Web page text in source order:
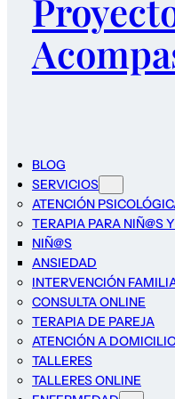
BLOG
SERVICIOS
ATENCIÓN
TERAPIA PARA NIÑ@S
NIÑ@S
ANSIEDAD
INTERVENCIÓN
CONSULTA ONLINE
TERAPIA DE PAREJA
ATENCIÓN A
TALLERES
TALLERES ONLINE